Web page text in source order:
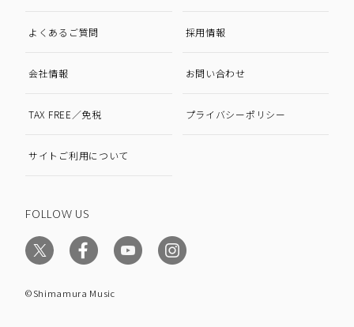
よくあるご質問 採用情報
会社情報 お問い合わせ
TAX FREE／免税 プライバシーポリシー
サイトご利用について
FOLLOW US
©Shimamura Music